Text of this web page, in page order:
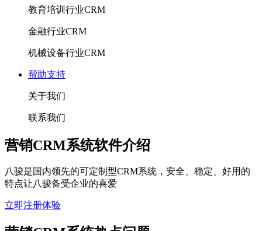
教育培训行业CRM
金融行业CRM
机械设备行业CRM
帮助支持
关于我们
联系我们
营销CRM系统软件介绍
八骏是国内领先的可定制型CRM系统，安全、稳定、好用的
特点让八骏备受企业的喜爱
立即注册体验